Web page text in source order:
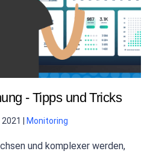
- Tipps und Tricks
Monitoring
und komplexer werden,